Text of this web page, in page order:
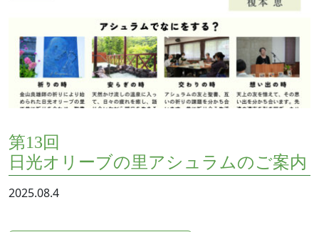
第13回
日光オリーブの里アシュラムのご案内
2025.08.4